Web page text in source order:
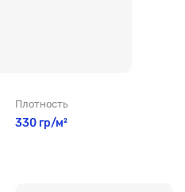
Плотность
330 гр/м²